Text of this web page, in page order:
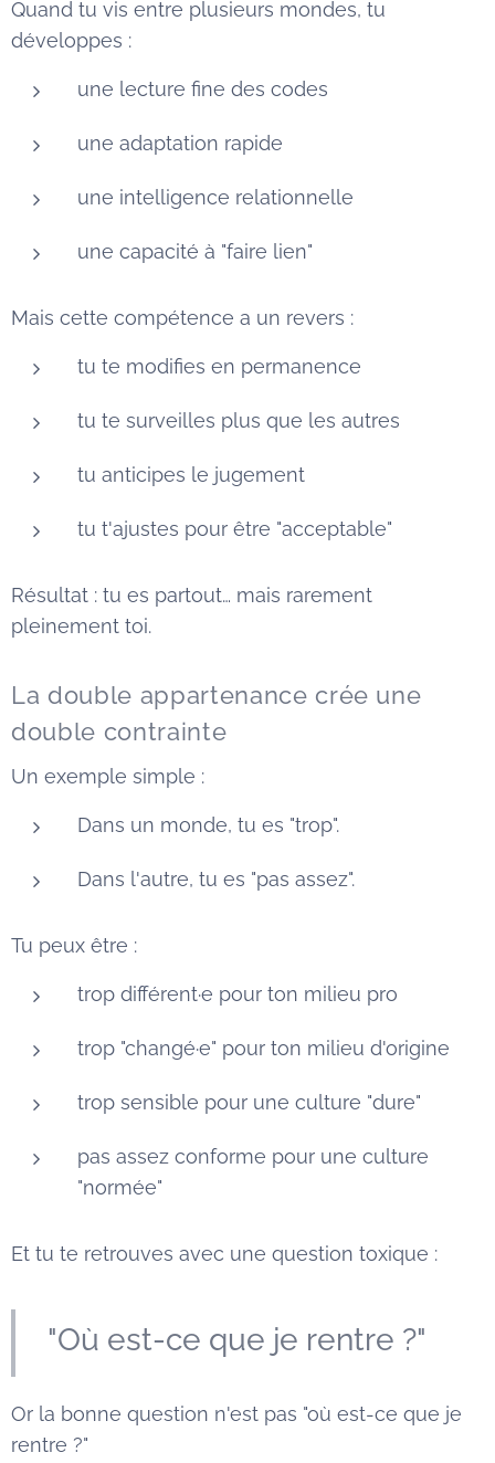
Quand tu vis entre plusieurs mondes, tu
développes :
une lecture fine des codes
une adaptation rapide
une intelligence relationnelle
une capacité à "faire lien"
Mais cette compétence a un revers :
tu te modifies en permanence
tu te surveilles plus que les autres
tu anticipes le jugement
tu t'ajustes pour être "acceptable"
Résultat : tu es partout… mais rarement
pleinement toi.
La double appartenance crée une
double contrainte
Un exemple simple :
Dans un monde, tu es "trop".
Dans l'autre, tu es "pas assez".
Tu peux être :
trop différent·e pour ton milieu pro
trop "changé·e" pour ton milieu d'origine
trop sensible pour une culture "dure"
pas assez conforme pour une culture
"normée"
Et tu te retrouves avec une question toxique :
"Où est-ce que je rentre ?"
Or la bonne question n'est pas "où est-ce que je
rentre ?"